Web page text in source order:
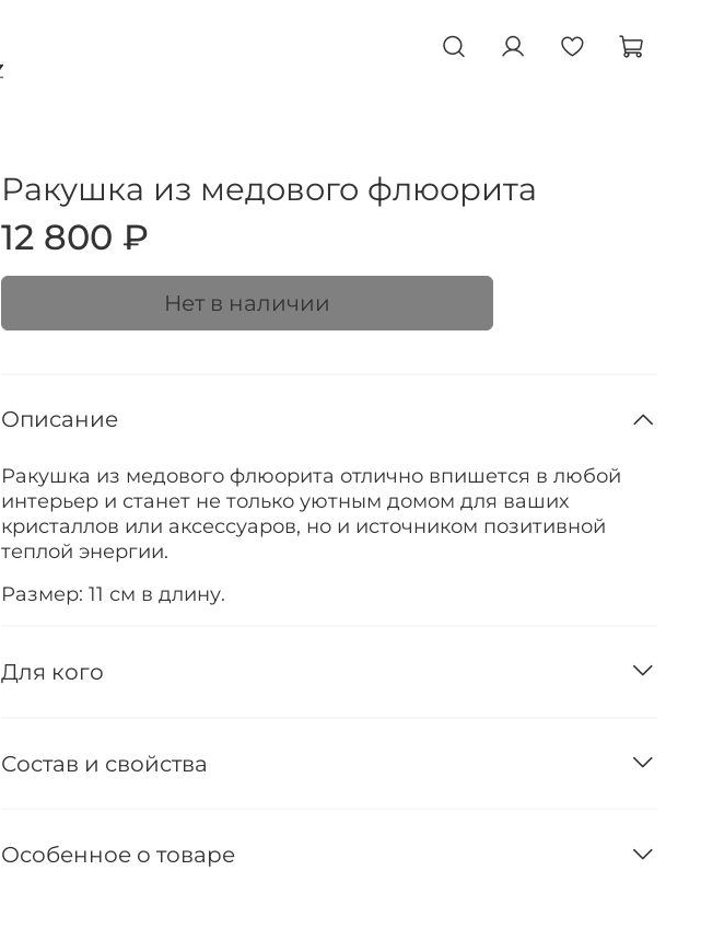
Ракушка из медового флюорита
12 800 ₽
Нет в наличии
Описание
Ракушка из медового флюорита отлично впишется в любой
интерьер и станет не только уютным домом для ваших
кристаллов или аксессуаров, но и источником позитивной
теплой энергии.
Размер: 11 см в длину.
Для кого
Состав и свойства
Особенное о товаре